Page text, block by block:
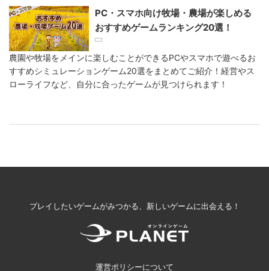
PC・スマホ向け牧場・農場が楽しめる
おすすめゲームランキング20選！
農園や牧場をメインに楽しむことができるPCやスマホで遊べるお
すすめシミュレーションゲーム20選をまとめてご紹介！経営やス
ローライフなど、自分に合ったゲームが見つけられます！
プレイしたいゲームがみつかる、新しいゲームに出会える！
運営ポリシーについて